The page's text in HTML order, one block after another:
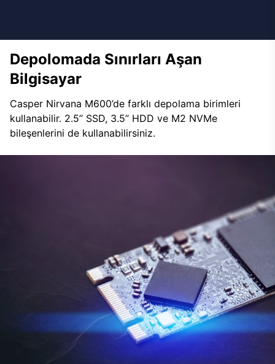
Depolomada Sınırları Aşan
Bilgisayar
Casper Nirvana M600’de farklı depolama birimleri
kullanabilir. 2.5’’ SSD, 3.5’’ HDD ve M2 NVMe
bileşenlerini de kullanabilirsiniz.